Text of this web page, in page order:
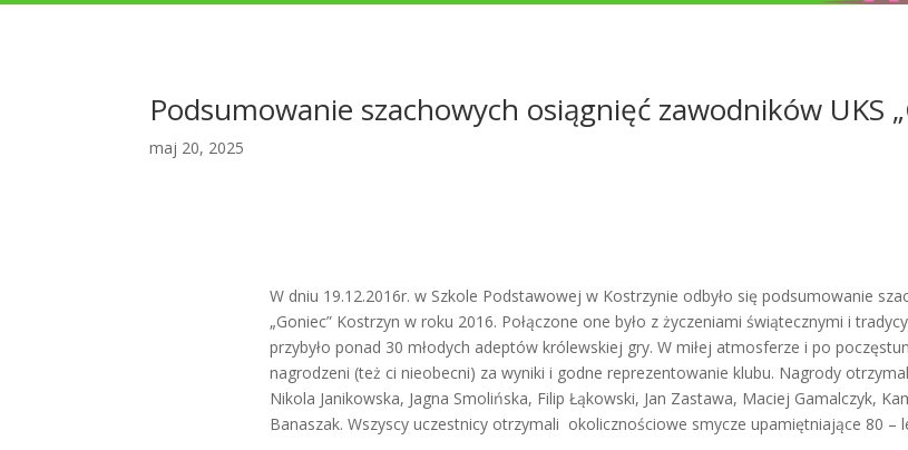
Podsumowanie szachowych osiągnięć zawodników UKS
maj 20, 2025
W dniu 19.12.2016r. w Szkole Podstawowej w Kostrzynie odbyło się podsumowanie
„Goniec” Kostrzyn w roku 2016. Połączone one było z życzeniami świątecznymi i
przybyło ponad 30 młodych adeptów królewskiej gry. W miłej atmosferze i po
nagrodzeni (też ci nieobecni) za wyniki i godne reprezentowanie klubu. Nagrody
Nikola Janikowska, Jagna Smolińska, Filip Łąkowski, Jan Zastawa, Maciej Gamalczyk,
Banaszak. Wszyscy uczestnicy otrzymali okolicznościowe smycze upamiętniające 80 –